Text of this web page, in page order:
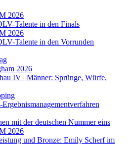
2026
Talente in den Finals
2026
Talente in den Vorrunden
2026
IV | Männer: Sprünge, Würfe,
mit der deutschen Nummer eins
2026
und Bronze: Emily Scherf im